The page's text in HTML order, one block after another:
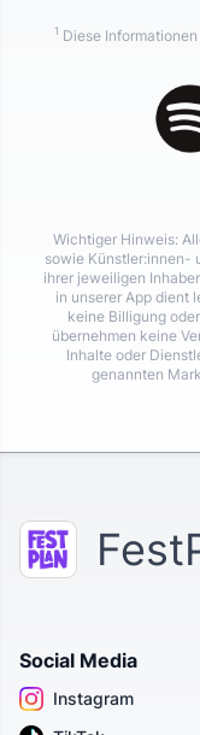
1 Diese
Wichtiger Hinweis:
sowie Künstler:innen-
ihrer jeweiligen
in unserer App dient
keine Billigung
übernehmen keine
Inhalte oder
genannten
Social Media
Instagram